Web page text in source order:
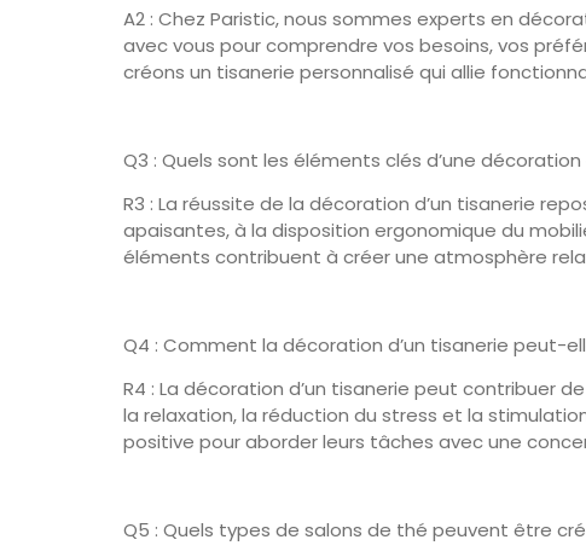
A2 : Chez Paristic, nous sommes experts en
avec vous pour comprendre vos besoins, vos
créons un tisanerie personnalisé qui allie
Q3 : Quels sont les éléments clés d’une
R3 : La réussite de la décoration d’un tisanerie
apaisantes, à la disposition ergonomique du
éléments contribuent à créer une atmosphère
Q4 : Comment la décoration d’un tisanerie peut-
R4 : La décoration d’un tisanerie peut contribuer
la relaxation, la réduction du stress et la
positive pour aborder leurs tâches avec une
Q5 : Quels types de salons de thé peuvent être